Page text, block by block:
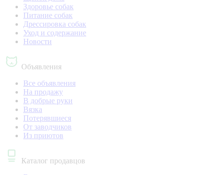
Здоровье собак
Питание собак
Дрессировка собак
Уход и содержание
Новости
Объявления
Все объявления
На продажу
В добрые руки
Вязка
Потерявшиеся
От заводчиков
Из приютов
Каталог продавцов